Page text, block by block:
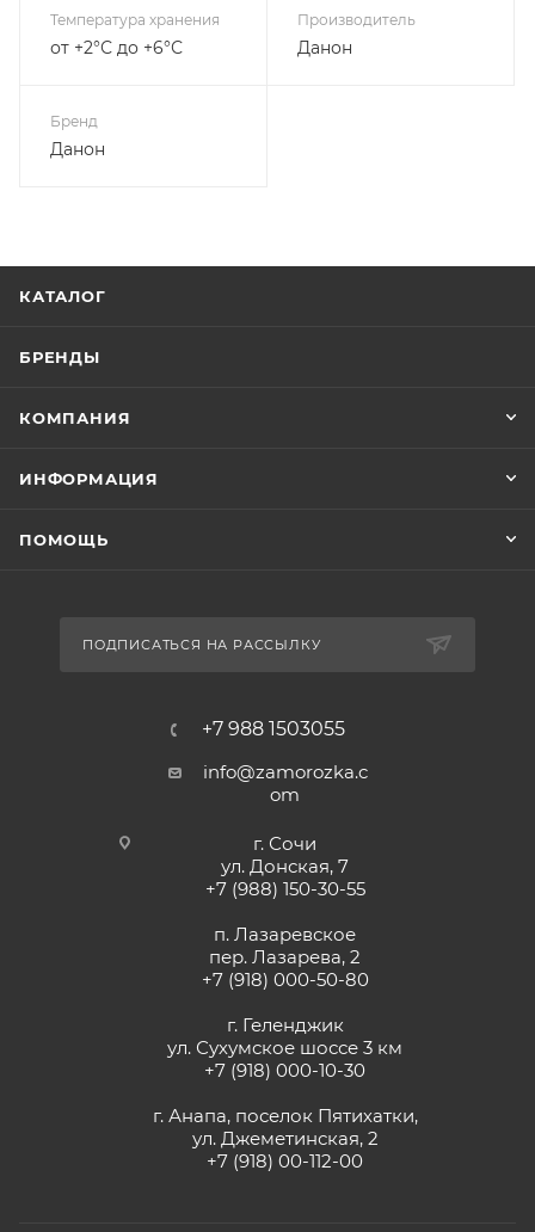
Температура хранения
от +2°С до +6°С
Производитель
Данон
Бренд
Данон
КАТАЛОГ
БРЕНДЫ
КОМПАНИЯ
ИНФОРМАЦИЯ
ПОМОЩЬ
ПОДПИСАТЬСЯ НА РАССЫЛКУ
+7 988 1503055
info@zamorozka.c
om
г. Сочи
ул. Донская, 7
+7 (988) 150-30-55
п. Лазаревское
пер. Лазарева, 2
+7 (918) 000-50-80
г. Геленджик
ул. Сухумское шоссе 3 км
+7 (918) 000-10-30
г. Анапа, поселок Пятихатки,
ул. Джеметинская, 2
+7 (918) 00-112-00